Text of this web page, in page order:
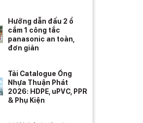
Hướng dẫn đấu 2 ổ
cắm 1 công tắc
panasonic an toàn,
đơn giản
Tải Catalogue Ống
Nhựa Thuận Phát
2026: HDPE, uPVC, PPR
& Phụ Kiện